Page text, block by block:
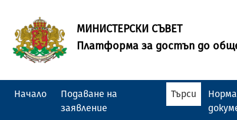
МИНИСТЕРСКИ СЪВЕТ
Платформа за достъп до
Начало
Подаване на
заявление
Търси